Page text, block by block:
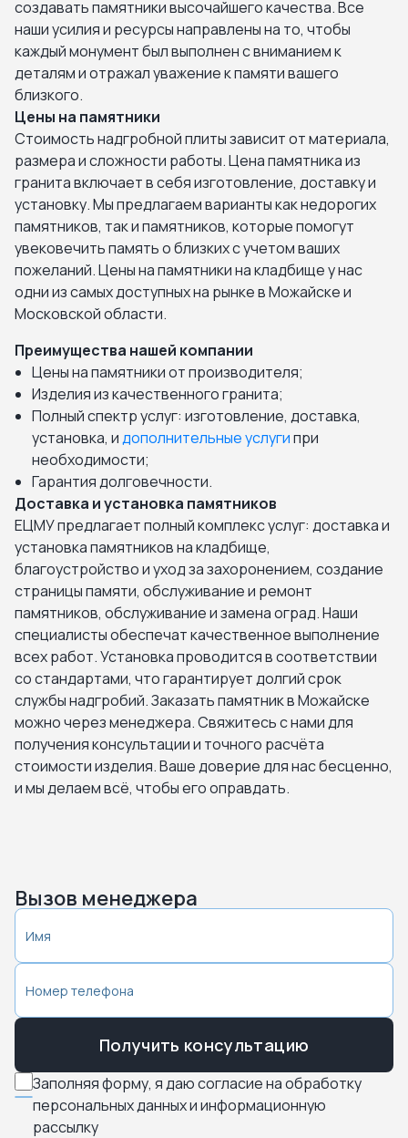
создавать памятники высочайшего качества. Все
наши усилия и ресурсы направлены на то, чтобы
каждый монумент был выполнен с вниманием к
деталям и отражал уважение к памяти вашего
близкого.
Цены на памятники
Стоимость надгробной плиты зависит от материала,
размера и сложности работы. Цена памятника из
гранита включает в себя изготовление, доставку и
установку. Мы предлагаем варианты как недорогих
памятников, так и памятников, которые помогут
увековечить память о близких с учетом ваших
пожеланий. Цены на памятники на кладбище у нас
одни из самых доступных на рынке в Можайске и
Московской области.
Преимущества нашей компании
Цены на памятники от производителя;
Изделия из качественного гранита;
Полный спектр услуг: изготовление, доставка,
установка, идополнительные услугипри
необходимости;
Гарантия долговечности.
Доставка и установка памятников
ЕЦМУ предлагает полный комплекс услуг: доставка и
установка памятников на кладбище,
благоустройство и уход за захоронением, создание
страницы памяти, обслуживание и ремонт
памятников, обслуживание и замена оград. Наши
специалисты обеспечат качественное выполнение
всех работ. Установка проводится в соответствии
со стандартами, что гарантирует долгий срок
службы надгробий. Заказать памятник в Можайске
можно через менеджера. Свяжитесь с нами для
получения консультации и точного расчёта
стоимости изделия. Ваше доверие для нас бесценно,
и мы делаем всё, чтобы его оправдать.
Вызов менеджера
Заполняя форму, я даю согласие на обработку
персональных данных и информационную
рассылку
Получить консультацию